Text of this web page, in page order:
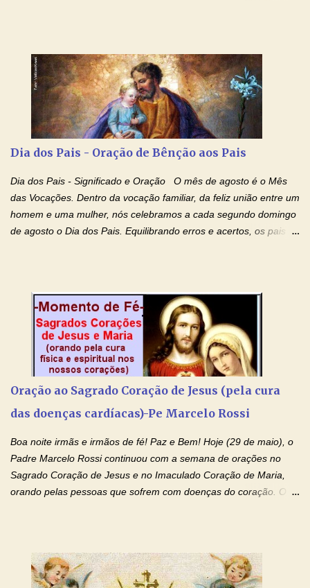
Queremos sempre lembrar-nos deste favor, da vossa intercessão
e invocar-vos como nosso patrono, para maior glória de Deus e o
bem de nossas almas. São Charbel! Rogai por Nós e por todos
aqueles que invocam o vosso nome e auxílio. Amén. Oração 2 Ó
Deus, admirável em Vossos Santos, Vós que inspirastes a São
e a força para fazer triunfar, na sua vida, o heroísmo das virtudes
monásticas: a obediência, a castidade e a voluntária pobreza, e
manifestastes o poder de sua intercessão por numerosos
milagres e gra...
Dia dos Pais - Oração de Bênção aos Pais
Dia dos Pais - Significado e Oração O mês de agosto é o Mês
das Vocações. Dentro da vocação familiar, da feliz união entre um
homem e uma mulher, nós celebramos a cada segundo domingo
de agosto o Dia dos Pais. Equilibrando erros e acertos, os pais
conforto, boa alimentação, educação de qualidade. E, em geral,
procuram orientá-los para que enfrentem o mundo, com suas
alegrias, com seus dissabores. Acompanham-nos em suas
vitórias, em seus fracassos, em suas lutas. É claro que há
exceções, mas essas exceções só confirmam uma regra porque
estado natural, normal. O mundo de hoje apresenta anomalias
absurdas. Temos notícia de pais que torturam seus filhos, que os
filhos. Mas isso não é o c...
Oração ao Sagrado Coração de Jesus (pela cura
das doenças cardíacas)-Pe Marcelo Rossi
Boa noite irmãs e irmãos de fé! Paz e Bem! Hoje (29 de maio), o
Padre Marcelo Rossi continuou com a semana de orações no
Sagrado Coração de Jesus e no Imaculado Coração de Maria,
orando pelas pessoas que sofrem com doenças do coração. O
esta abençoada semana de orações no programa de rádio
Momento de Fé, vamos juntos formar uma forte corrente de